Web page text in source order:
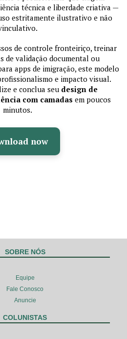
técnica e liberdade criativa —
estritamente ilustrativo e não
de controle fronteiriço, treinar
de validação documental ou
apps de imigração, este modelo
e impacto visual.
e conclua seu design de
com camadas em poucos
minutos.
now
SOBRE NÓS
Equipe
Fale Conosco
Anuncie
COLUNISTAS